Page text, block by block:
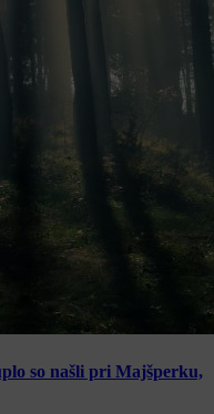
so našli pri Majšperku,